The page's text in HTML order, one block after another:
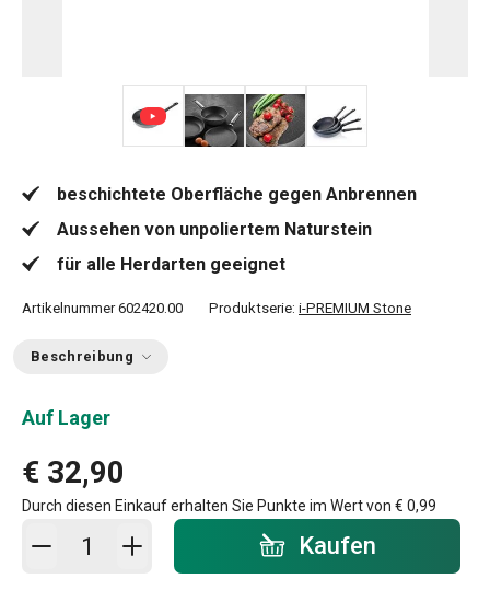
beschichtete Oberfläche gegen Anbrennen
Aussehen von unpoliertem Naturstein
für alle Herdarten geeignet
Artikelnummer 602420.00 Produktserie: i-PREMIUM Stone
Beschreibung
Auf Lager
€ 32,90
Durch diesen Einkauf erhalten Sie Punkte im Wert von € 0,99
In den Warenkorb - Menge Kaufen